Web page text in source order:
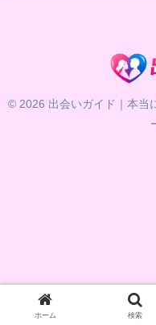
© 2026 出会いガイド｜本当
ホーム 検索